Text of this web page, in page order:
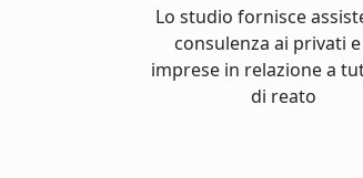
Lo studio fornisce
consulenza ai privati
imprese in relazione a
di reato